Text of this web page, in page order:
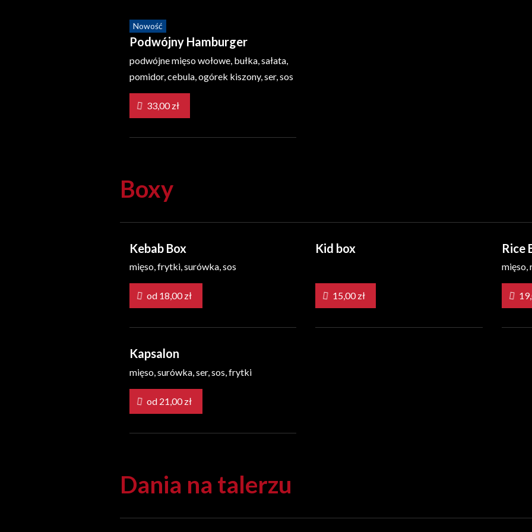
Nowość
Podwójny Hamburger
podwójne mięso wołowe, bułka, sałata,
pomidor, cebula, ogórek kiszony, ser, sos
Boxy
Kebab Box
mięso, frytki, surówka, sos
Kid box Rice
mięso,
Kapsalon
mięso, surówka, ser, sos, frytki
Dania na talerzu